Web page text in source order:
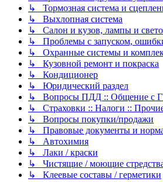
↳ Тормозная система и
↳ Выхлопная система
↳ Салон и кузов, лампы и
↳ Проблемы с запуском,
↳ Охранные системы и
↳ Кузовной ремонт и покраска
↳ Кондиционер
↳ Юридический раздел
↳ Вопросы ПДД :: Общение с
↳ Страховки :: Налоги ::
↳ Вопросы покупки/продажи
↳ Правовые документы и
↳ Автохимия
↳ Лаки / краски
↳ Чистящие / моющие
↳ Клеевые составы / герметики